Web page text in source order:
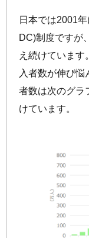
運営における役
運用商品一覧
リスク許容度診断
運用商品を知ろう
バランス型投資
加入者の方
加入者サイトの
加入後の諸変更
お申し込み後に
の給付金に
よくある質問
日本では2001
DC)制度ですが
え続けていま
入者数が伸び悩
者数は次のグラ
けています。